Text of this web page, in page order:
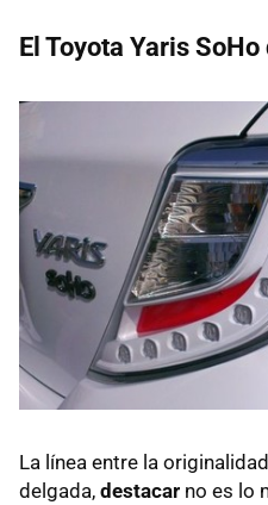
El Toyota Yaris
La línea entre la
delgada, destacar no es lo